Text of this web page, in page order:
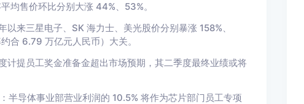
均售价环比分别大涨 44%、53%。
来三星电子、SK 海力士、美光股价分别暴涨 158%、
合 6.79 万亿元人民币）大关。
提员工奖金准备金超出市场预期，其二季度最终业绩或将
半导体事业部营业利润的 10.5% 将作为芯片部门员工专项